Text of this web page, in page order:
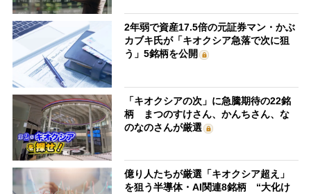
2年弱で資産17.5倍の元証券マン・かぶ
カブキ氏が「キオクシア急落で次に狙
う」5銘柄を公開
「キオクシアの次」に急騰期待の22銘
柄 まつのすけさん、かんちさん、な
のなのさんが厳選
億り人たちが厳選「キオクシア超え」
を狙う半導体・AI関連8銘柄 “大化け